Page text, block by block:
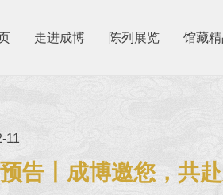
走进成博 陈列展览 馆藏
11
告丨成博邀您，共